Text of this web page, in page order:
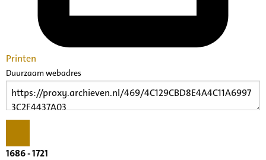
Printen
Duurzaam webadres
1686 - 1721